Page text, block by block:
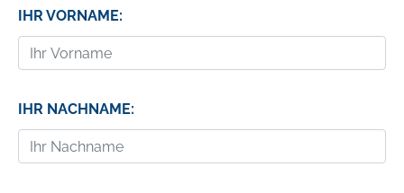
IHR VORNAME:
IHR NACHNAME: